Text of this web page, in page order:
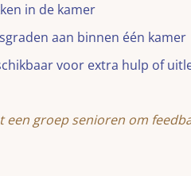
in de kamer
aan binnen één kamer
voor extra hulp of
een groep senioren om